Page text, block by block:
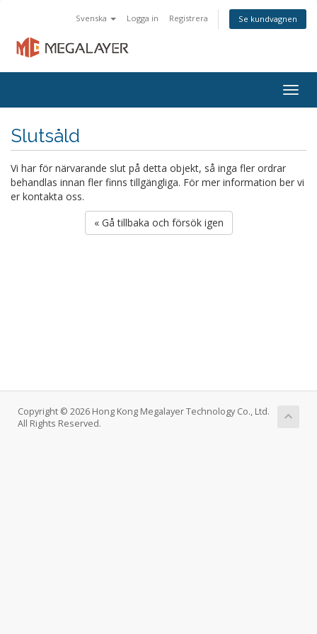
Svenska Logga in Registrera Se kundvagnen
Slutsåld
Vi har för närvarande slut på detta objekt, så inga fler ordrar
behandlas innan fler finns tillgängliga. För mer information ber vi
er kontakta oss.
« Gå tillbaka och försök igen
Copyright © 2026 Hong Kong Megalayer Technology Co., Ltd.
All Rights Reserved.